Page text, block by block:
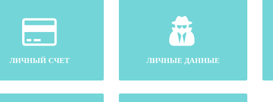
ЛИЧНЫЙ СЧЕТ ЛИЧНЫЕ ДАННЫЕ